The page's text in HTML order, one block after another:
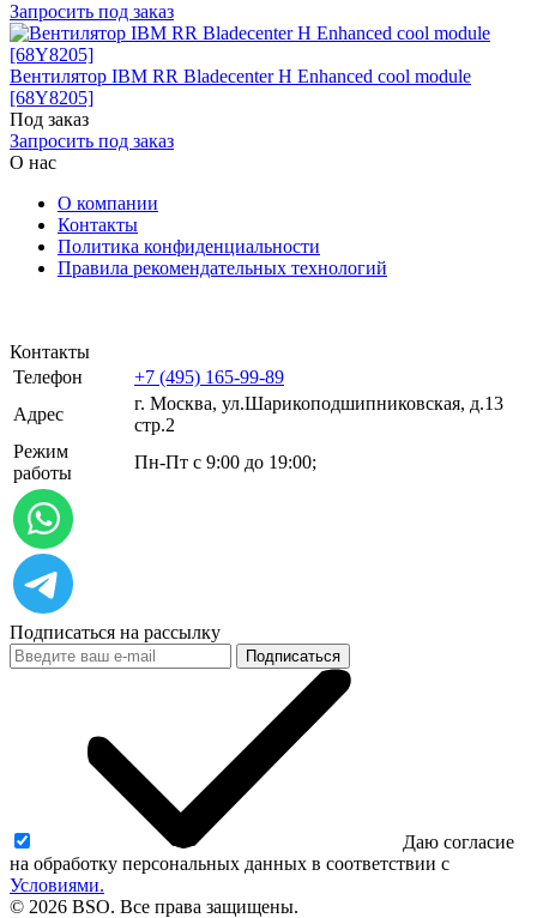
Запросить под заказ
Вентилятор IBM RR Bladecenter H Enhanced cool module
[68Y8205]
Под заказ
Запросить под заказ
О нас
О компании
Контакты
Политика конфиденциальности
Правила рекомендательных технологий
Контакты
Телефон
+7 (495) 165-99-89
Адрес
г. Москва, ул.​​Шарикоподшипниковская, д.13
стр.2
Режим
работы
Пн-Пт с 9:00 до 19:00;
Подписаться на рассылку
Подписаться
Даю согласие
на обработку персональных данных в соответствии с
Условиями.
© 2026 BSO. Все права защищены.